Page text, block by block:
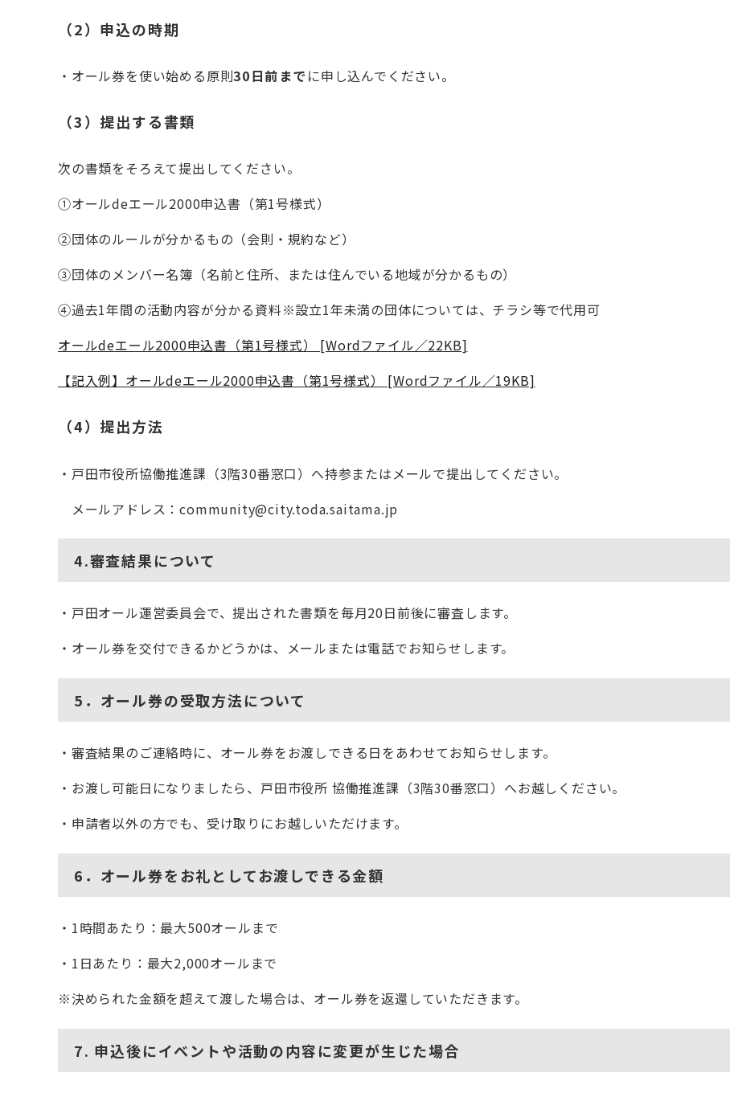
（2）申込の時期
・オール券を使い始める原則30日前まで に申し込んでください。
（3）提出する書類
次の書類をそろえて提出してください。
①オールdeエール2000申込書（第1号様式）
②団体のルールが分かるもの（会則・規約など）
③団体のメンバー名簿（名前と住所、または住んでいる地域が分かるもの）
④過去1年間の活動内容が分かる資料※設立1年未満の団体については、チラシ等で代用可
オールdeエール2000申込書（第1号様式） [Wordファイル／22KB]
【記入例】オールdeエール2000申込書（第1号様式） [Wordファイル／19KB]
（4）提出方法
・戸田市役所協働推進課（3階30番窓口）へ持参またはメールで提出してください。
メールアドレス：community@city.toda.saitama.jp
4.審査結果について
・戸田オール運営委員会で、提出された書類を毎月20日前後に審査します。
・オール券を交付できるかどうかは、メールまたは電話でお知らせします。
5．オール券の受取方法について
・審査結果のご連絡時に、オール券をお渡しできる日をあわせてお知らせします。
・お渡し可能日になりましたら、戸田市役所 協働推進課（3階30番窓口）へお越しください。
・申請者以外の方でも、受け取りにお越しいただけます。
6．オール券をお礼としてお渡しできる金額
・1時間あたり：最大500オールまで
・1日あたり：最大2,000オールまで
※決められた金額を超えて渡した場合は、オール券を返還していただきます。
7. 申込後にイベントや活動の内容に変更が生じた場合